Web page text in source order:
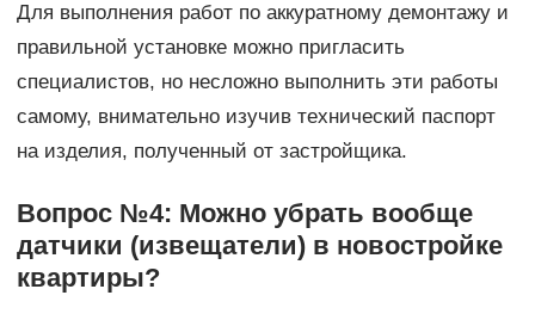
Для выполнения работ по аккуратному демонтажу и
правильной установке можно пригласить
специалистов, но несложно выполнить эти работы
самому, внимательно изучив технический паспорт
на изделия, полученный от застройщика.
Вопрос №4: Можно убрать вообще
датчики (извещатели) в новостройке
квартиры?